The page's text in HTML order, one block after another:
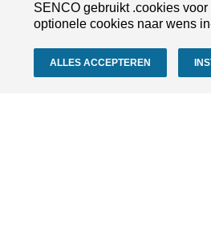
©2026 KYOCERA
Cookiebeleid
SENCO gebruikt .cookies
optionele cookies naar wens
ALLES ACCEPTEREN